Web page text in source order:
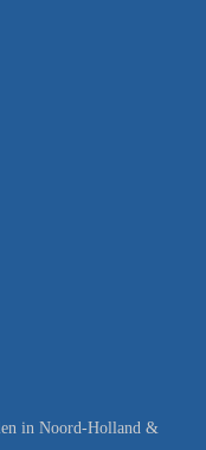
in Noord-Holland &